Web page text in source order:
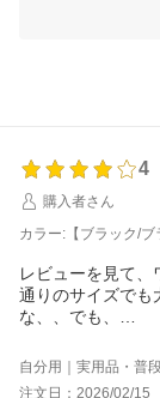
今後も、より良
日ごとの寒暖差
けてお過ごしくだ
4
購入者さん
カラー:【ブラック/ブ
レビューを見て、
通りのサイズでも
な、、でも、
自分用｜実用品・普
注文日：2026/02/15